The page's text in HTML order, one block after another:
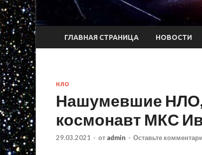
ГЛАВНАЯ СТРАНИЦА НОВОСТИ
НЛО
Нашумевшие НЛО,
космонавт МКС
29.03.2021 - от admin - Оставьте